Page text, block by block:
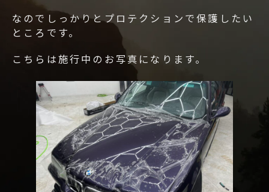
なのでしっかりとプロテクションで保護したい
ところです。
こちらは施行中のお写真になります。